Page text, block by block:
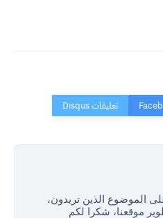
الموضوع الذين تريدون،
موقعنا، شكرا لكم